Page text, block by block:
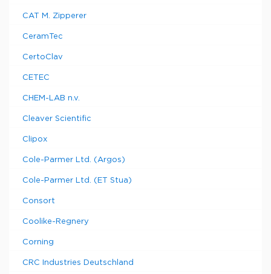
CAT M. Zipperer
CeramTec
CertoClav
CETEC
CHEM-LAB n.v.
Cleaver Scientific
Clipox
Cole-Parmer Ltd. (Argos)
Cole-Parmer Ltd. (ET Stua)
Consort
Coolike-Regnery
Corning
CRC Industries Deutschland